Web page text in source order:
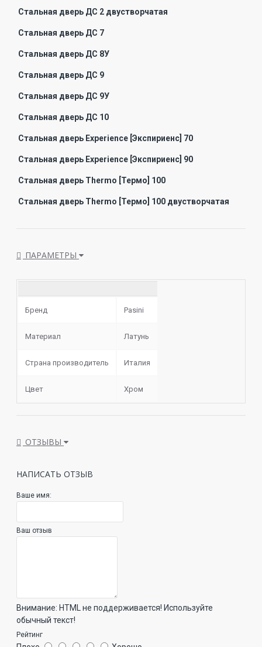
Стальная дверь ДС 2 двустворчатая
Стальная дверь ДС 7
Стальная дверь ДС 8У
Стальная дверь ДС 9
Стальная дверь ДС 9У
Стальная дверь ДС 10
Стальная дверь Experience [Экспириенс] 70
Стальная дверь Experience [Экспириенс] 90
Стальная дверь Thermo [Термо] 100
Стальная дверь Thermo [Термо] 100 двустворчатая
ПАРАМЕТРЫ
Бренд Pasini
Материал Латунь
Страна производитель Италия
Цвет Хром
ОТЗЫВЫ
НАПИСАТЬ ОТЗЫВ
Ваше имя:
Ваш отзыв
Внимание: HTML не поддерживается! Используйте
обычный текст!
Рейтинг